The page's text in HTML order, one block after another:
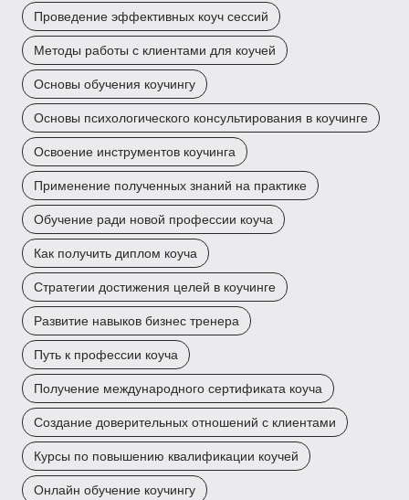
Проведение эффективных коуч сессий
Методы работы с клиентами для коучей
Основы обучения коучингу
Основы психологического консультирования в коучинге
Освоение инструментов коучинга
Применение полученных знаний на практике
Обучение ради новой профессии коуча
Как получить диплом коуча
Стратегии достижения целей в коучинге
Развитие навыков бизнес тренера
Путь к профессии коуча
Получение международного сертификата коуча
Создание доверительных отношений с клиентами
Курсы по повышению квалификации коучей
Онлайн обучение коучингу